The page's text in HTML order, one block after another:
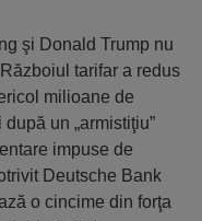
şi Donald Trump nu
tarifar a redus
milioane de
un „armistiţiu”
impuse de
Deutsche Bank
o cincime din forţa